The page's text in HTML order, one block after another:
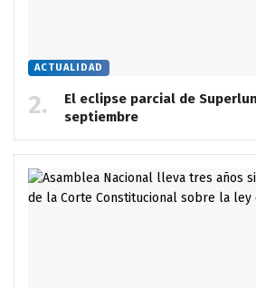
ACTUALIDAD
El eclipse parcial de
septiembre